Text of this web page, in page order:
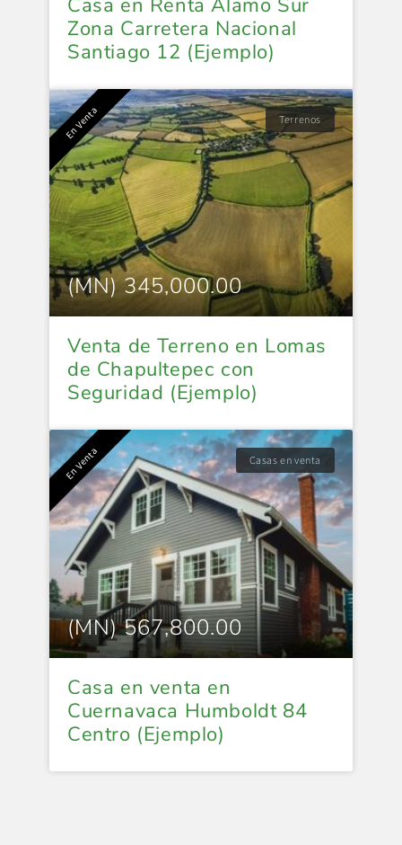
Zona Carretera Nacional
Santiago 12 (Ejemplo)
En Venta Terrenos
(MN) 345,000.00
Venta de Terreno en Lomas
de Chapultepec con
Seguridad (Ejemplo)
En Venta Casas en venta
(MN) 567,800.00
Casa en venta en
Cuernavaca Humboldt 84
Centro (Ejemplo)